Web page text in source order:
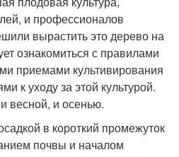
и профессионалов
вырастить это дерево на
ознакомиться с правилами
приемами культивирования
к уходу за этой культурой.
весной, и осенью.
в короткий промежуток
почвы и началом